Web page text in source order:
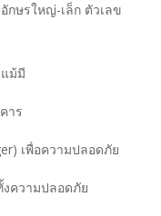
กษรใหญ่-เล็ก ตัวเลข
ม้มี
าร
เพื่อความปลอดภัย
งความปลอดภัย